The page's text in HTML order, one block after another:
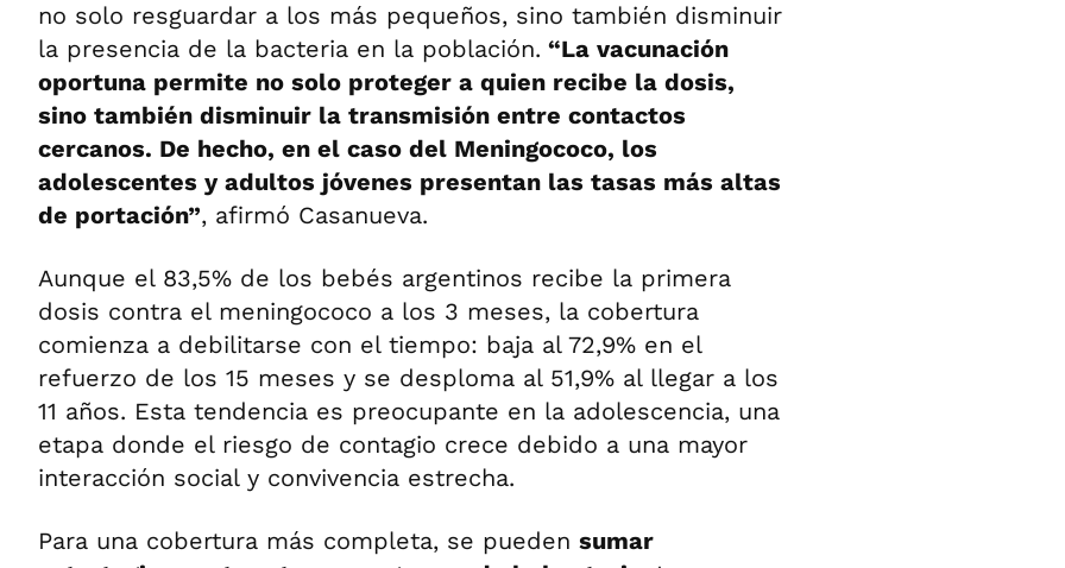
no solo resguardar a los más pequeños, sino también disminuir
la presencia de la bacteria en la población. “La vacunación
oportuna permite no solo proteger a quien recibe la dosis,
sino también disminuir la transmisión entre contactos
cercanos. De hecho, en el caso del Meningococo, los
adolescentes y adultos jóvenes presentan las tasas más altas
de portación”, afirmó Casanueva.
Aunque el 83,5% de los bebés argentinos recibe la primera
dosis contra el meningococo a los 3 meses, la cobertura
comienza a debilitarse con el tiempo: baja al 72,9% en el
refuerzo de los 15 meses y se desploma al 51,9% al llegar a los
11 años. Esta tendencia es preocupante en la adolescencia, una
etapa donde el riesgo de contagio crece debido a una mayor
interacción social y convivencia estrecha.
Para una cobertura más completa, se pueden sumar